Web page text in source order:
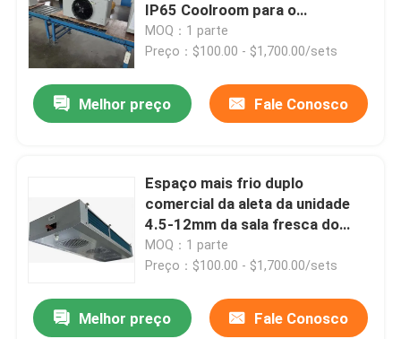
Sobre Nós
Visita à Fábrica
Controle de Qualidade
Notícias
Casos
IP65 Coolroom para o
armazenamento frio
MOQ：1 parte
Preço：$100.00 - $1,700.00/sets
Melhor preço Fale Conosco
Espaço mais frio duplo
comercial da aleta da unidade
4.5-12mm da sala fresca do
glicol da descarga
MOQ：1 parte
Preço：$100.00 - $1,700.00/sets
Melhor preço Fale Conosco